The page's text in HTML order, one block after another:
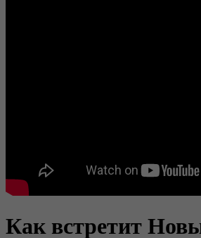
Как встретит